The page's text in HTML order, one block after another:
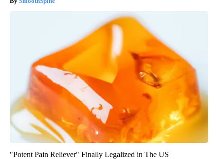
"Potent Pain Reliever" Finally Legalized in The US